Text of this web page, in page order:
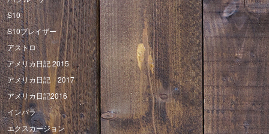
S10
S10ブレイザー
アストロ
アメリカ日記 2015
アメリカ日記 2017
アメリカ日記2016
インパラ
エクスカージョン